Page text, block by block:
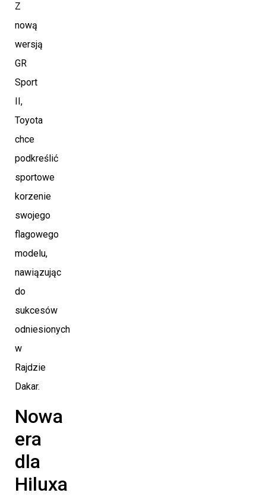
Z
nową
wersją
GR
Sport
II,
Toyota
chce
podkreślić
sportowe
korzenie
swojego
flagowego
modelu,
nawiązując
do
sukcesów
odniesionych
w
Rajdzie
Dakar.
Nowa
era
dla
Hiluxa